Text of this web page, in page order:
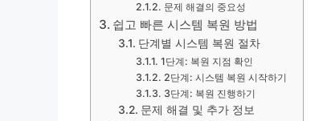
문제 해결의 중요성
쉽고 빠른 시스템 복원 방법
단계별 시스템 복원 절차
1단계: 복원 지점 확인
2단계: 시스템 복원 시작하기
3단계: 복원 진행하기
문제 해결 및 추가 정보